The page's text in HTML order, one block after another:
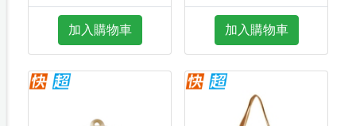
加入購物車 加入購物車